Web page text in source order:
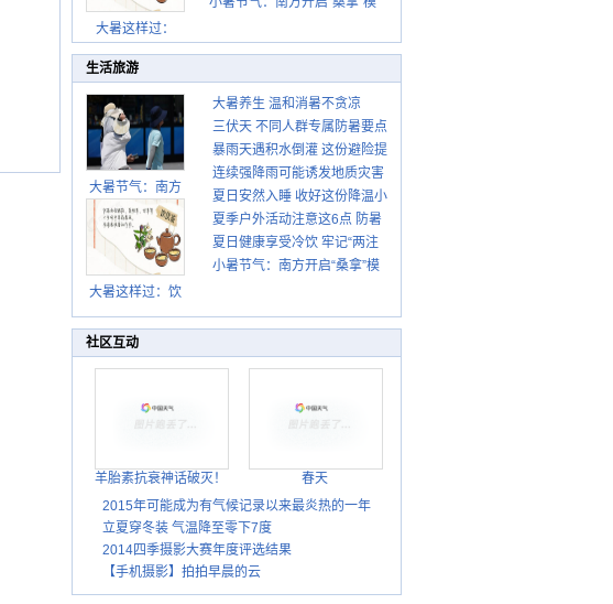
大暑这样过：
一控制”
生活旅游
大暑节气：南方
暑热盛行防伏旱
北方雨季陆续开
启
大暑这样过：饮
湿热保健康
大暑养生 温和消暑不贪凉
三伏天 不同人群专属防暑要点
请收好
暴雨天遇积水倒灌 这份避险提
示请收好
连续强降雨可能诱发地质灾害
这些前兆要知道
夏日安然入睡 收好这份降温小
贴士
夏季户外活动注意这6点 防暑
健身两不误
夏日健康享受冷饮 牢记“两注
意一控制”
小暑节气：南方开启“桑拿”模
社区互动
羊胎素抗衰神话破灭！
春天
2015年可能成为有气候记录以来最炎热的一年
立夏穿冬装 气温降至零下7度
2014四季摄影大赛年度评选结果
【手机摄影】拍拍早晨的云